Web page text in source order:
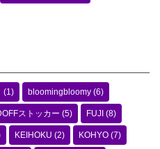
(1) bloomingbloomy (6)
ストッカー (5) FUJI (8)
KEIHOKU (2) KOHYO (7)